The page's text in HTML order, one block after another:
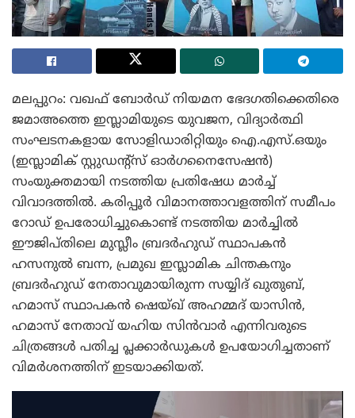
മലപ്പുറം: വഖഫ് ബോർഡ് നിയമന ഭേദഗതിക്കെതിരെ
ജമാഅത്തെ ഇസ്ലാമിയുടെ യുവജന, വിദ്യാർത്ഥി
സംഘടനകളായ സോളിഡാരിറ്റിയും ഐ.എസ്.ഒയും
(ഇസ്ലാമിക് സ്റ്റുഡൻ്റ്സ് ഓർഗനൈസേഷൻ)
സംയുക്തമായി നടത്തിയ പ്രതിഷേധ മാർച്ച്
വിവാദത്തിൽ. കരിപ്പൂർ വിമാനത്താവളത്തിന് സമീപം
റോഡ് ഉപരോധിച്ചുകൊണ്ട് നടത്തിയ മാർച്ചിൽ
ഈജിപ്തിലെ മുസ്ലീം ബ്രദർഹുഡ് സ്ഥാപകൻ
ഹസനുൽ ബന്ന, പ്രമുഖ ഇസ്ലാമിക ചിന്തകനും
ബ്രദർഹുഡ് നേതാവുമായിരുന്ന സയ്യിദ് ഖുതുബ്,
ഹമാസ് സ്ഥാപകൻ ഷെയ്ഖ് അഹമ്മദ് യാസിൻ,
ഹമാസ് നേതാവ് യഹിയ സിൻവാർ എന്നിവരുടെ
ചിത്രങ്ങൾ പതിച്ച പ്ലക്കാർഡുകൾ ഉപയോഗിച്ചതാണ്
വിമർശനത്തിന് ഇടയാക്കിയത്.